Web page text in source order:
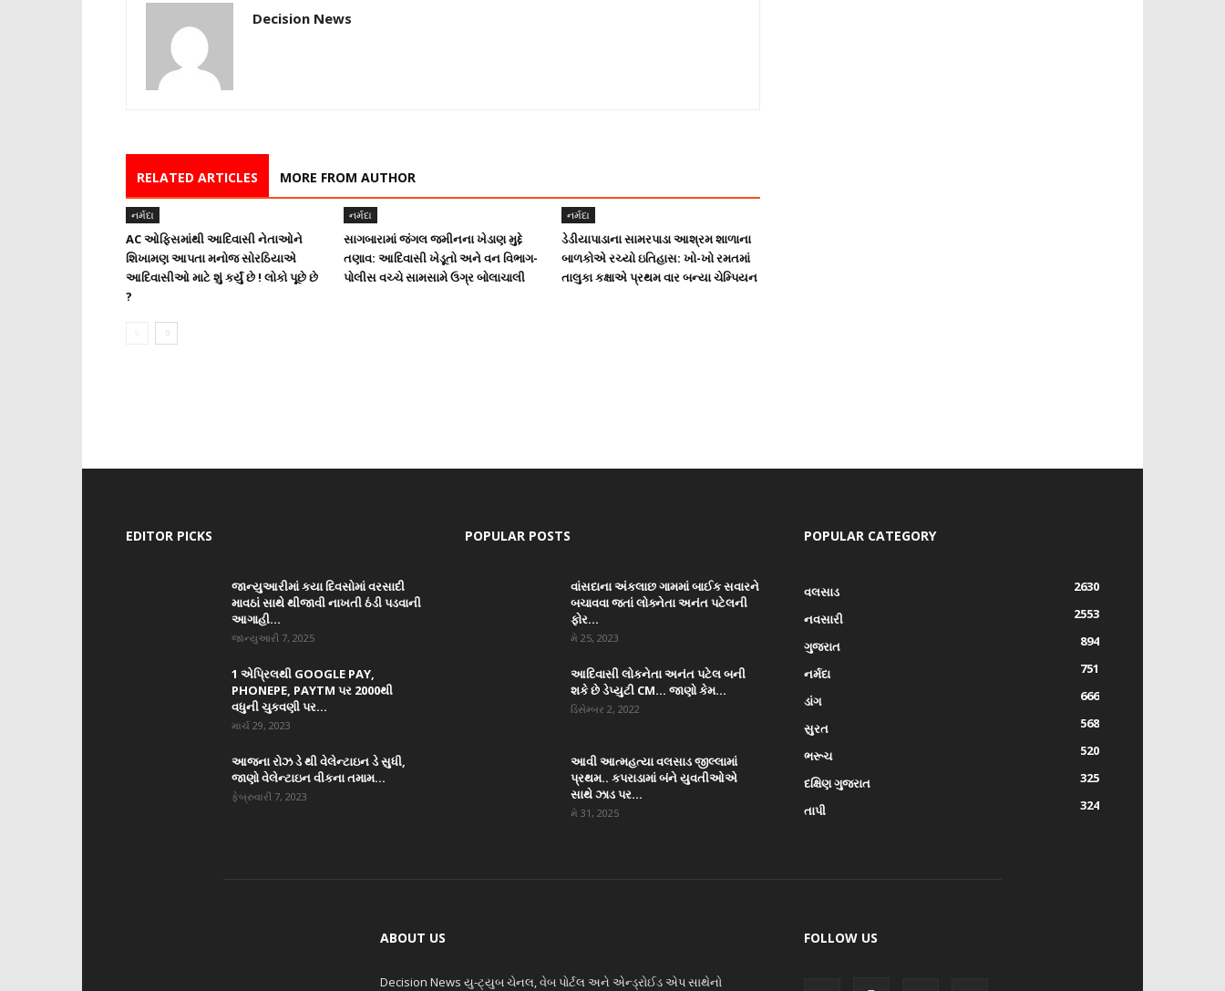
Decision News
RELATED ARTICLES MORE FROM AUTHOR
નર્મદા
AC ઓફિસમાંથી આદિવાસી નેતાઓને
શિખામણ આપતા મનોજ સોરઠિયાએ
આદિવાસીઓ માટે શું કર્યું છે ! લોકો પૂછે છે
?
નર્મદા
સાગબારામાં જંગલ જમીનના ખેડાણ મુદ્દે
તણાવ: આદિવાસી ખેડૂતો અને વન વિભાગ-
પોલીસ વચ્ચે સામસામે ઉગ્ર બોલાચાલી
નર્મદા
ડેડીયાપાડાના સામરપાડા આશ્રમ શાળાના
બાળકોએ રચ્યો ઇતિહાસ: ખો-ખો રમતમાં
તાલુકા કક્ષાએ પ્રથમ વાર બન્યા ચેમ્પિયન
EDITOR PICKS
જાન્યુઆરીમાં કયા દિવસોમાં વરસાદી
માવઠાં સાથે થીજાવી નાખતી ઠંડી પડવાની
આગાહી...
જાન્યુઆરી 7, 2025
1 એપ્રિલથી GOOGLE PAY,
PHONEPE, PAYTM પર 2000થી
વધુની ચુકવણી પર...
માર્ચ 29, 2023
આજના રોઝ ડે થી વેલેન્ટાઇન ડે સુધી,
જાણો વેલેન્ટાઇન વીકના તમામ...
ફેબ્રુવારી 7, 2023
POPULAR POSTS
વાંસદાના અંકલાછ ગામમાં બાઈક સવારને
બચાવવા જતાં લોક્નેતા અનંત પટેલની
ફોર...
મે 25, 2023
આદિવાસી લોકનેતા અનંત પટેલ બની
શકે છે ડેપ્યુટી CM… જાણો કેમ...
ડિસેમ્બર 2, 2022
આવી આત્મહત્યા વલસાડ જીલ્લામાં
પ્રથમ.. કપરાડામાં બંને યુવતીઓએ
સાથે ઝાડ પર...
મે 31, 2025
POPULAR CATEGORY
વલસાડ
2630
નવસારી
2553
ગુજરાત
894
નર્મદા
751
ડાંગ
666
સુરત
568
ભરૂચ
520
દક્ષિણ ગુજરાત
325
તાપી
324
ABOUT US
Decision News યુ-ટ્યુબ ચેનલ, વેબ પોર્ટલ અને એન્ડ્રોઈડ એપ સાથેનો
FOLLOW US